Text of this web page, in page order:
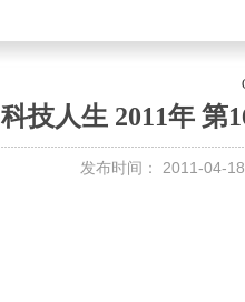
科技人生 2011年 第
发布时间： 2011-04-